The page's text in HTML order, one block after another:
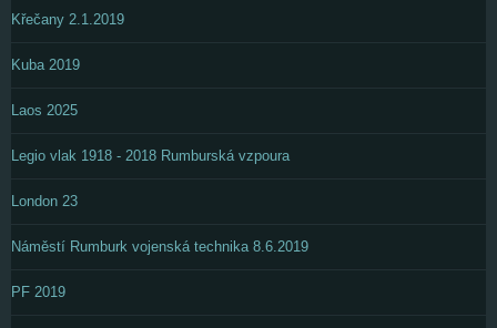
Křečany 2.1.2019
Kuba 2019
Laos 2025
Legio vlak 1918 - 2018 Rumburská vzpoura
London 23
Náměstí Rumburk vojenská technika 8.6.2019
PF 2019